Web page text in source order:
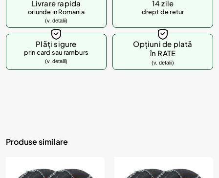
Livrare rapida
oriunde in Romania
(v. detalii)
14 zile
drept de retur
Plăți sigure
prin card sau ramburs
(v. detalii)
Opțiuni de plată
în RATE
(v. detalii)
Produse similare